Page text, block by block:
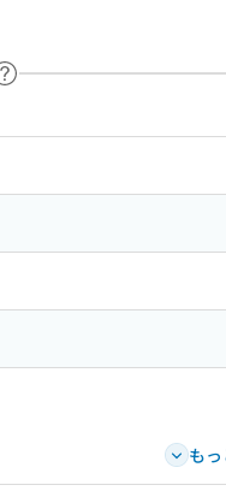
ヘルプページへのリンク
で目次内を検索
もっ